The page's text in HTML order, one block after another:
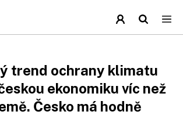
trend ochrany klimatu
ekonomiku víc než
Česko má hodně